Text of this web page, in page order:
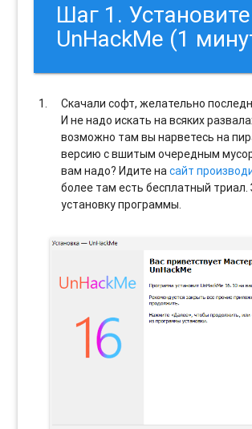
Шаг 1. Установите
UnHackMe (1
Скачали софт, желательно
И не надо искать на всяких
возможно там вы нарветесь на
версию с вшитым очередным
вам надо? Идите насайт
более там есть бесплатный триал.
установку программы.